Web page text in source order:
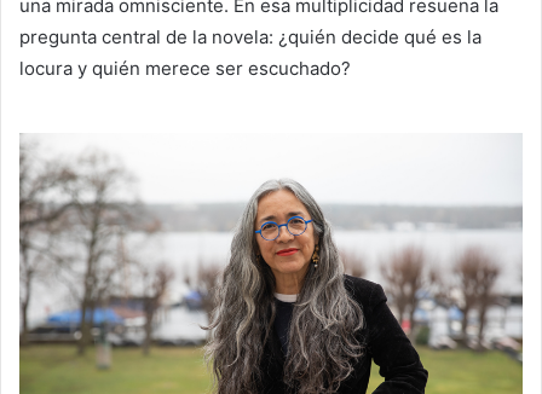
una mirada omnisciente. En esa multiplicidad resuena la
pregunta central de la novela: ¿quién decide qué es la
locura y quién merece ser escuchado?